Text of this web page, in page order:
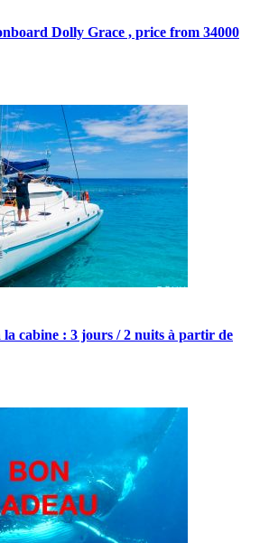
Dolly Grace , price from 34000
cabine : 3 jours / 2 nuits à partir de